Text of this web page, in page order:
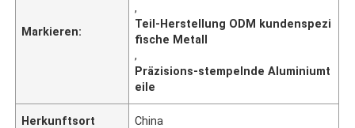
Markieren:
,
Teil-Herstellung ODM kundenspezi
fische Metall
,
Präzisions-stempelnde Aluminiumt
eile
Herkunftsort China